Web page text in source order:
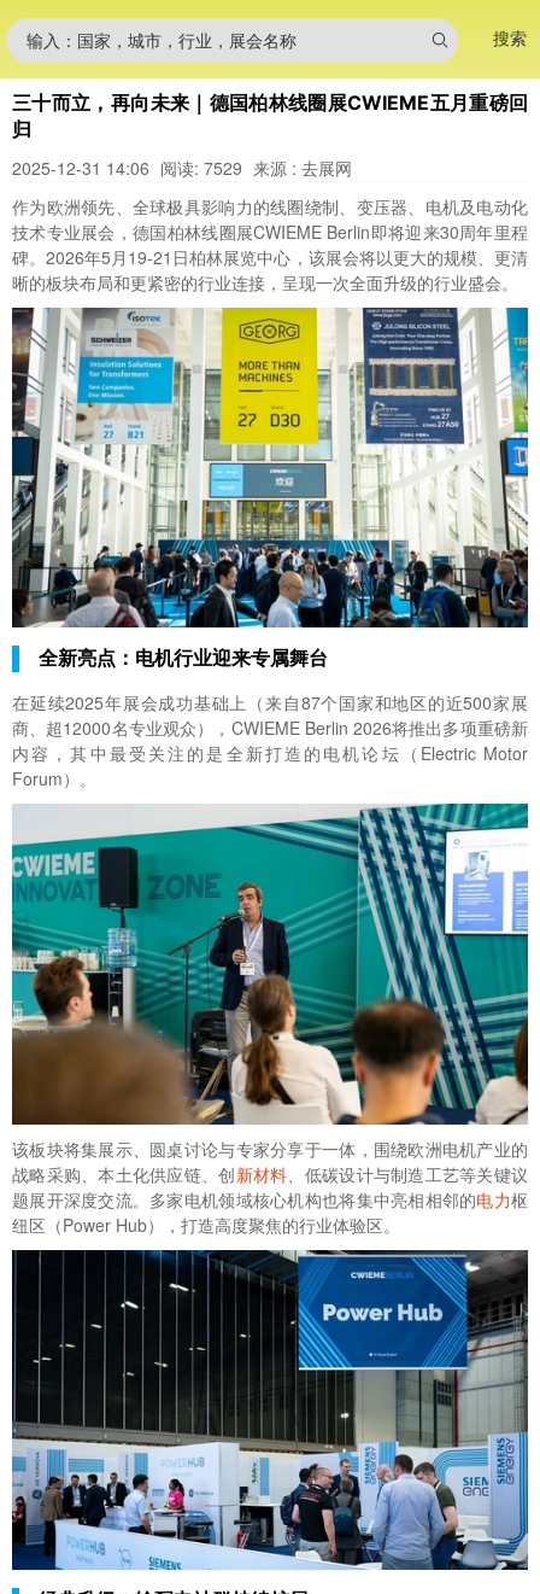
输入：国家，城市，行业，展会名称 搜索
三十而立，再向未来｜德国柏林线圈展CWIEME五月重磅回
归
2025-12-31 14:06 阅读: 7529 来源 : 去展网
作为欧洲领先、全球极具影响力的线圈绕制、变压器、电机及电动化
技术专业展会，德国柏林线圈展CWIEME Berlin即将迎来30周年里程
碑。2026年5月19-21日柏林展览中心，该展会将以更大的规模、更清
晰的板块布局和更紧密的行业连接，呈现一次全面升级的行业盛会。
全新亮点：电机行业迎来专属舞台
在延续2025年展会成功基础上（来自87个国家和地区的近500家展
商、超12000名专业观众）， CWIEME Berlin 2026将推出多项重磅新
内容，其中最受关注的是全新打造的 电机论坛（ Electric Motor
Forum）。
该板块将集展示、圆桌讨论与专家分享于一体，围绕欧洲电机产业的
战略采购、本土化供应链、创新材料 、低碳设计与制造工艺等关键议
题展开深度交流。多家电机领域核心机构也将集中亮相相邻的电力枢
纽区（Power Hub），打造高度聚焦的行业体验区。